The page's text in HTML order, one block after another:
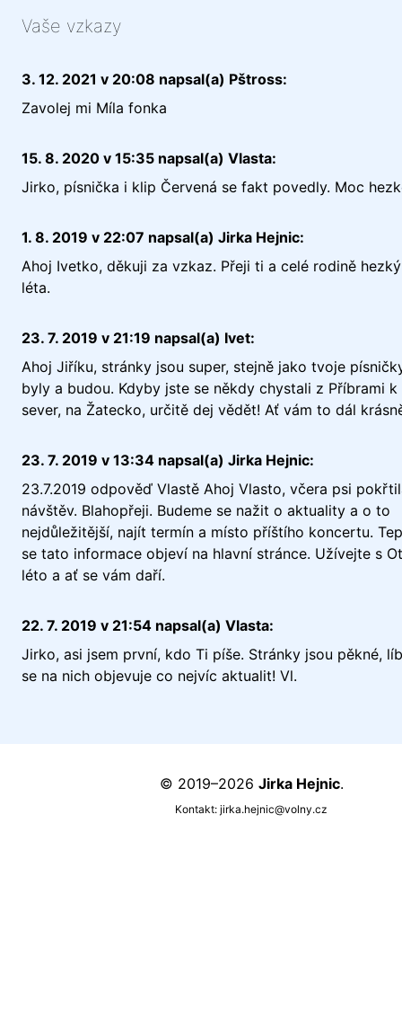
Vaše vzkazy
3. 12. 2021 v 20:08 napsal(a) Pštross:
Zavolej mi Míla fonka
15. 8. 2020 v 15:35 napsal(a) Vlasta:
Jirko, písnička i klip Červená se fakt povedly. Moc
1. 8. 2019 v 22:07 napsal(a) Jirka Hejnic:
Ahoj Ivetko, děkuji za vzkaz. Přeji ti a celé rodině
léta.
23. 7. 2019 v 21:19 napsal(a) Ivet:
Ahoj Jiříku, stránky jsou super, stejně jako tvoje
byly a budou. Kdyby jste se někdy chystali z Příbrami k
sever, na Žatecko, určitě dej vědět! Ať vám to dál
23. 7. 2019 v 13:34 napsal(a) Jirka Hejnic:
23.7.2019 odpověď Vlastě Ahoj Vlasto, včera psi
návštěv. Blahopřeji. Budeme se nažit o aktuality a o to
nejdůležitější, najít termín a místo příštího koncertu.
se tato informace objeví na hlavní stránce. Užívejte s
léto a ať se vám daří.
22. 7. 2019 v 21:54 napsal(a) Vlasta:
Jirko, asi jsem první, kdo Ti píše. Stránky jsou pěkné,
se na nich objevuje co nejvíc aktualit! Vl.
© 2019–2026 Jirka Hejnic.
Kontakt: jirka.hejnic@volny.cz